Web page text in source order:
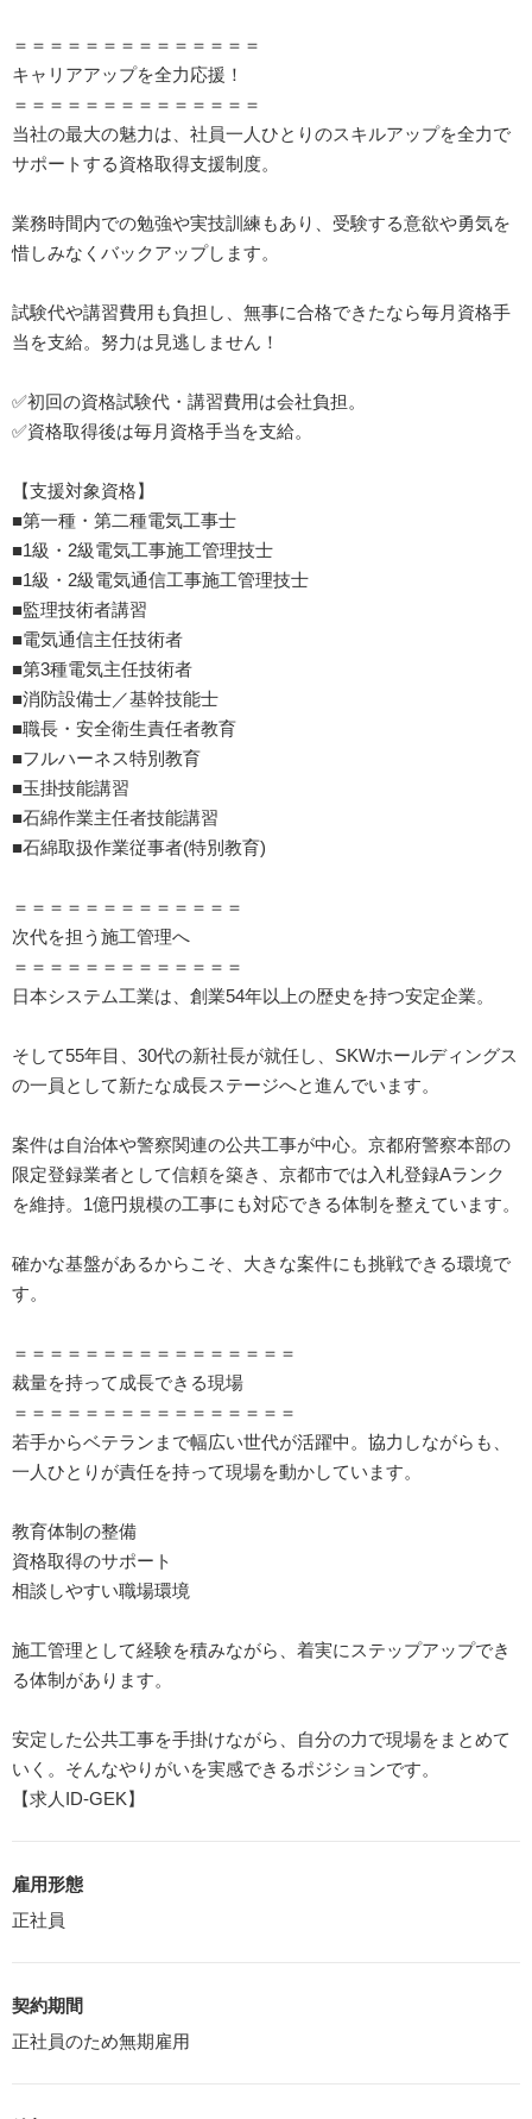
＝＝＝＝＝＝＝＝＝＝＝＝＝＝
キャリアアップを全力応援！
＝＝＝＝＝＝＝＝＝＝＝＝＝＝
当社の最大の魅力は、社員一人ひとりのスキルアップを全力で
サポートする資格取得支援制度。
業務時間内での勉強や実技訓練もあり、受験する意欲や勇気を
惜しみなくバックアップします。
試験代や講習費用も負担し、無事に合格できたなら毎月資格手
当を支給。努力は見逃しません！
✅初回の資格試験代・講習費用は会社負担。
✅資格取得後は毎月資格手当を支給。
【支援対象資格】
■第一種・第二種電気工事士
■1級・2級電気工事施工管理技士
■1級・2級電気通信工事施工管理技士
■監理技術者講習
■電気通信主任技術者
■第3種電気主任技術者
■消防設備士／基幹技能士
■職長・安全衛生責任者教育
■フルハーネス特別教育
■玉掛技能講習
■石綿作業主任者技能講習
■石綿取扱作業従事者(特別教育)
＝＝＝＝＝＝＝＝＝＝＝＝＝
次代を担う施工管理へ
＝＝＝＝＝＝＝＝＝＝＝＝＝
日本システム工業は、創業54年以上の歴史を持つ安定企業。
そして55年目、30代の新社長が就任し、SKWホールディングス
の一員として新たな成長ステージへと進んでいます。
案件は自治体や警察関連の公共工事が中心。京都府警察本部の
限定登録業者として信頼を築き、京都市では入札登録Aランク
を維持。1億円規模の工事にも対応できる体制を整えています。
確かな基盤があるからこそ、大きな案件にも挑戦できる環境で
す。
＝＝＝＝＝＝＝＝＝＝＝＝＝＝＝＝
裁量を持って成長できる現場
＝＝＝＝＝＝＝＝＝＝＝＝＝＝＝＝
若手からベテランまで幅広い世代が活躍中。協力しながらも、
一人ひとりが責任を持って現場を動かしています。
教育体制の整備
資格取得のサポート
相談しやすい職場環境
施工管理として経験を積みながら、着実にステップアップでき
る体制があります。
安定した公共工事を手掛けながら、自分の力で現場をまとめて
いく。そんなやりがいを実感できるポジションです。
【求人ID-GEK】
雇用形態
正社員
契約期間
正社員のため無期雇用